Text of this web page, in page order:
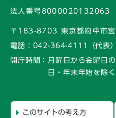
法人番号8000020132063
〒183-8703 東京都府中市
電話： 042-364-4111（代表）
開庁時間： 月曜日から金曜日
日・年末年始を除く
このサイトの考え方